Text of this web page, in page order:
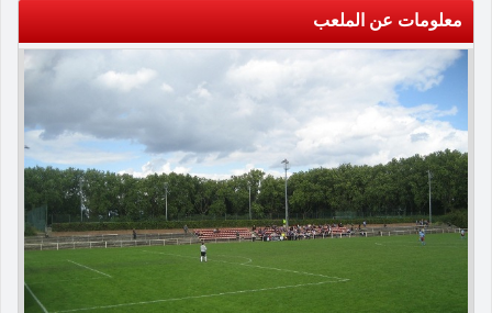
معلومات عن الملعب